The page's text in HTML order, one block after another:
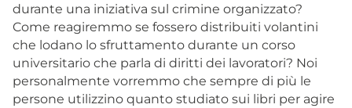
durante una iniziativa sul crimine organizzato?
Come reagiremmo se fossero distribuiti volantini
che lodano lo sfruttamento durante un corso
universitario che parla di diritti dei lavoratori? Noi
personalmente vorremmo che sempre di più le
persone utilizzino quanto studiato sui libri per agire